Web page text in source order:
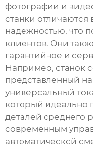
фотографии и
станки отличаются
надежностью, что
клиентов. Они
гарантийное и
Например, станок
представленный на
универсальный
который идеально
деталей среднего
современным
автоматической